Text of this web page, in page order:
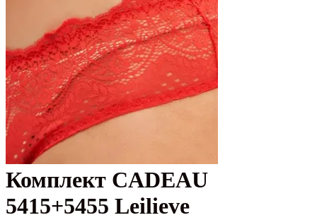
Комплект CADEAU
5415+5455 Leilieve